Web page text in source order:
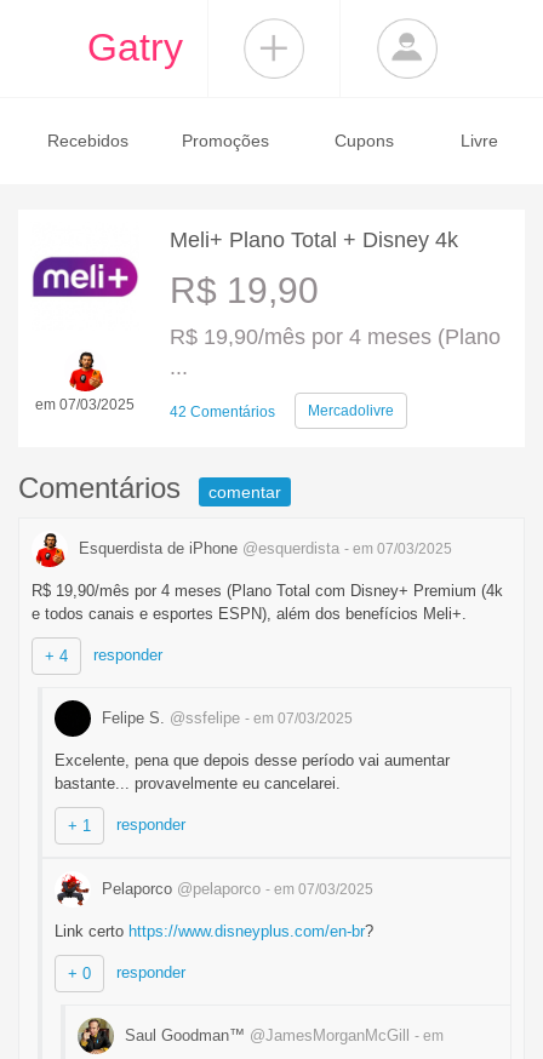
Gatry
Recebidos Promoções Cupons Livre
em 07/03/2025
Meli+ Plano Total + Disney 4k
R$ 19,90
R$ 19,90/mês por 4 meses (Plano
...
42 Comentários Mercadolivre
Comentários comentar
Esquerdista de iPhone @esquerdista - em 07/03/2025
R$ 19,90/mês por 4 meses (Plano Total com Disney+ Premium (4k
e todos canais e esportes ESPN), além dos benefícios Meli+.
+ 4 responder
Felipe S. @ssfelipe - em 07/03/2025
Excelente, pena que depois desse período vai aumentar
bastante... provavelmente eu cancelarei.
+ 1 responder
Pelaporco @pelaporco - em 07/03/2025
Link certo https://www.disneyplus.com/en-br?
+ 0 responder
Saul Goodman™ @JamesMorganMcGill - em